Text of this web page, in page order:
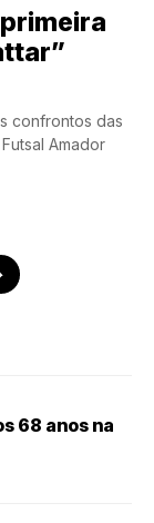
confrontos das
Amador
68 anos na